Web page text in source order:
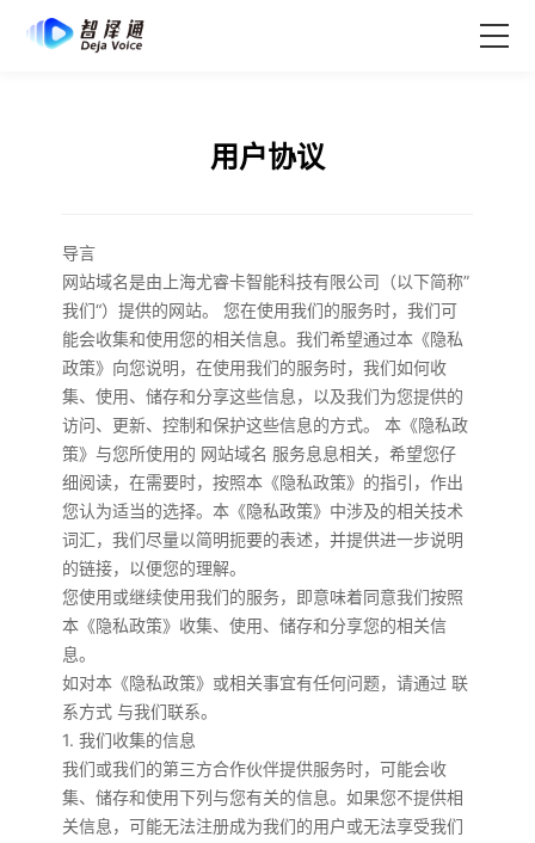
客户案例
AIGC资讯
关于我们
用户协议
导言
网站域名是由上海尤睿卡智能科技有限公司（以下简称”
我们“）提供的网站。 您在使用我们的服务时，我们可
能会收集和使用您的相关信息。我们希望通过本《隐私
政策》向您说明，在使用我们的服务时，我们如何收
集、使用、储存和分享这些信息，以及我们为您提供的
访问、更新、控制和保护这些信息的方式。 本《隐私政
策》与您所使用的 网站域名 服务息息相关，希望您仔
细阅读，在需要时，按照本《隐私政策》的指引，作出
您认为适当的选择。本《隐私政策》中涉及的相关技术
词汇，我们尽量以简明扼要的表述，并提供进一步说明
的链接，以便您的理解。
您使用或继续使用我们的服务，即意味着同意我们按照
本《隐私政策》收集、使用、储存和分享您的相关信
息。
如对本《隐私政策》或相关事宜有任何问题，请通过 联
系方式 与我们联系。
1. 我们收集的信息
我们或我们的第三方合作伙伴提供服务时，可能会收
集、储存和使用下列与您有关的信息。如果您不提供相
关信息，可能无法注册成为我们的用户或无法享受我们